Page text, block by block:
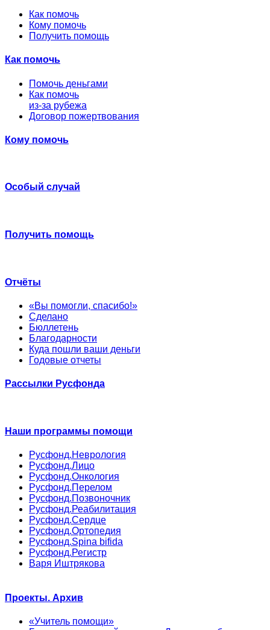
Как помочь
Кому помочь
Получить помощь
Как помочь
Помочь деньгами
Как помочь
из-за рубежа
Договор пожертвования
Кому помочь
Особый случай
Получить помощь
Отчёты
«Вы помогли, спасибо!»
Сделано
Бюллетень
Благодарности
Куда пошли ваши деньги
Годовые отчеты
Рассылки Русфонда
Наши программы помощи
Русфонд.Неврология
Русфонд.Лицо
Русфонд.Онкология
Русфонд.Перелом
Русфонд.Позвоночник
Русфонд.Реабилитация
Русфонд.Сердце
Русфонд.Ортопедия
Русфонд.Spina bifida
Русфонд.Регистр
Варя Иштрякова
Проекты. Архив
«Учитель помощи»